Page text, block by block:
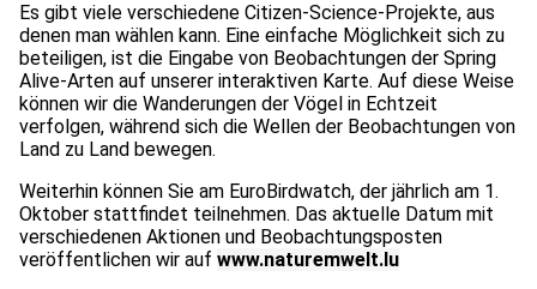
Es gibt viele verschiedene Citizen-Science-Projekte, aus
denen man wählen kann. Eine einfache Möglichkeit sich zu
beteiligen, ist die Eingabe von Beobachtungen der Spring
Alive-Arten auf unserer interaktiven Karte. Auf diese Weise
können wir die Wanderungen der Vögel in Echtzeit
verfolgen, während sich die Wellen der Beobachtungen von
Land zu Land bewegen.
Weiterhin können Sie am EuroBirdwatch, der jährlich am 1.
Oktober stattfindet teilnehmen. Das aktuelle Datum mit
verschiedenen Aktionen und Beobachtungsposten
veröffentlichen wir auf www.naturemwelt.lu